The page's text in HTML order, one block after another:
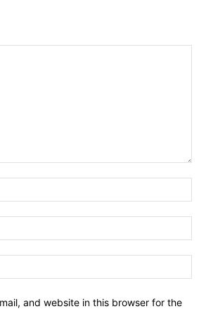
and website in this browser for the